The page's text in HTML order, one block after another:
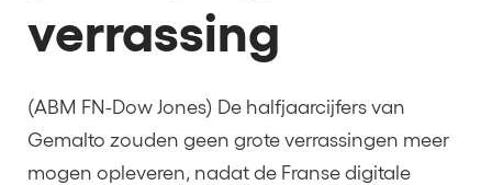
verrassing
(ABM FN-Dow Jones) De halfjaarcijfers van
Gemalto zouden geen grote verrassingen meer
mogen opleveren, nadat de Franse digitale